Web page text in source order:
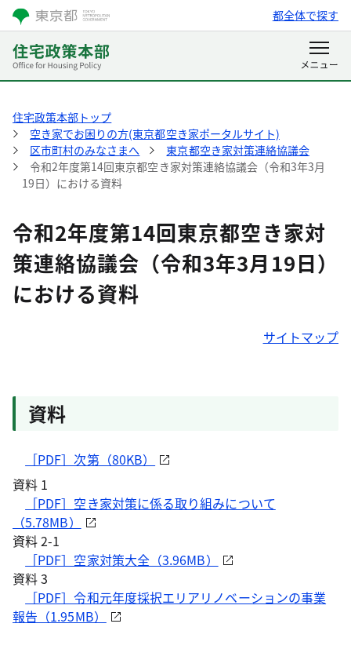
都全体で探す
住宅政策本部トップ
空き家でお困りの方(東京都空き家ポータルサイト)
区市町村のみなさまへ
東京都空き家対策連絡協議会
令和2年度第14回東京都空き家対策連絡協議会（令和3年3月
19日）における資料
令和2年度第14回東京都空き家対
策連絡協議会（令和3年3月19日）
における資料
サイトマップ
資料
［PDF］次第（80KB）
資料 1
［PDF］空き家対策に係る取り組みについて
（5.78MB）
資料 2-1
［PDF］空家対策大全（3.96MB）
資料 3
［PDF］令和元年度採択エリアリノベーションの事業
報告（1.95MB）